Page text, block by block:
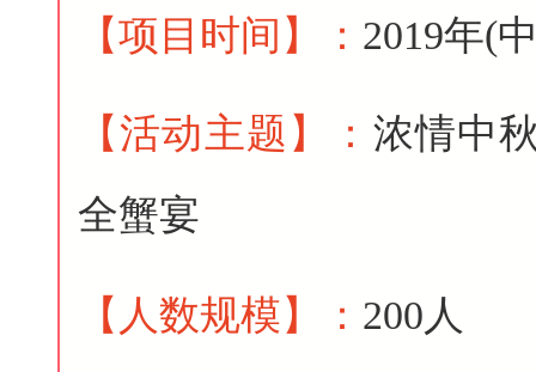
【项目时间 】 ： 2019年(
【活动主题 】 ： 浓情中
全蟹宴
【人数规模】 ： 200人